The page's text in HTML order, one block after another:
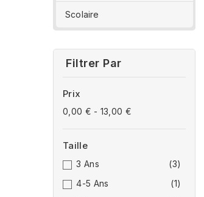
Scolaire
Filtrer Par
Prix
0,00 € - 13,00 €
Taille
3 Ans
(3)
4-5 Ans
(1)